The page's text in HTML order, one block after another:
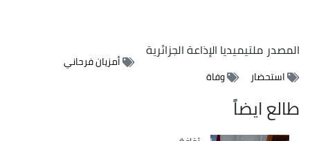
المصدرملتيميديا الإذاعة الجزائرية
أمزيان فرحاني
استحضار
وفاة
طالع ايضاً